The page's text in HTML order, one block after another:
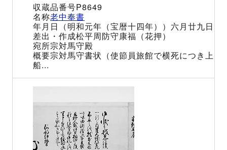
P8649
老中奉書
（明和元年（宝暦十四年））六月廿九日
松平周防守康福（花押）
宗対馬守殿
宗対馬守書状（使節員旅館で横死につき上
船...